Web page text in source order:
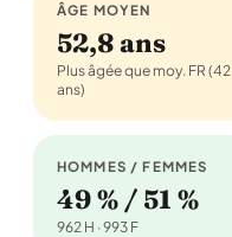
ÂGE MOYEN
52,8 ans
Plus âgée que moy. FR (42
ans)
HOMMES / FEMMES
49 % / 51 %
962 H · 993 F